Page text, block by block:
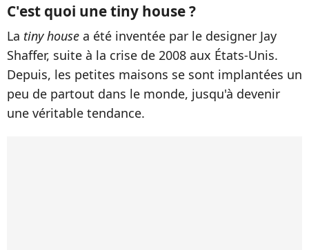
C'est quoi une tiny house ?
La tiny house a été inventée par le designer Jay
Shaffer, suite à la crise de 2008 aux États-Unis.
Depuis, les petites maisons se sont implantées un
peu de partout dans le monde, jusqu'à devenir
une véritable tendance.